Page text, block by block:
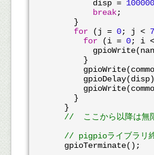
          disp =
100000
break;
      }
for (j = 0; j < 7
for (i = 0; i <
        }
      }
    }
//  ここから以降は無
// pigpioライブラリ
    gpioTerminate();